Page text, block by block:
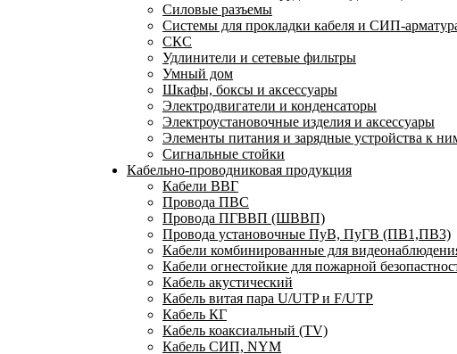
Силовые разъемы
Системы для прокладки кабеля и СИП-
СКС
Удлинители и сетевые фильтры
Умный дом
Шкафы, боксы и аксессуары
Электродвигатели и конденсаторы
Электроустановочные изделия и аксессуары
Элементы питания и зарядные устройства к
Сигнальные стойки
Кабельно-проводниковая продукция
Кабели ВВГ
Провода ПВС
Провода ПГВВП (ШВВП)
Провода установочные ПуВ, ПуГВ (ПВ1,ПВ3)
Кабели комбинированные для
Кабели огнестойкие для пожарной
Кабель акустический
Кабель витая пара U/UTP и F/UTP
Кабель КГ
Кабель коаксиальный (TV)
Кабель СИП, NYM